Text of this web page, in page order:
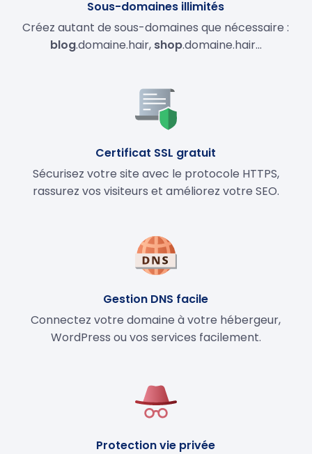
Sous-domaines illimités
Créez autant de sous-domaines que nécessaire :
blog.domaine.hair, shop.domaine.hair…
Certificat SSL gratuit
Sécurisez votre site avec le protocole HTTPS,
rassurez vos visiteurs et améliorez votre SEO.
Gestion DNS facile
Connectez votre domaine à votre hébergeur,
WordPress ou vos services facilement.
Protection vie privée